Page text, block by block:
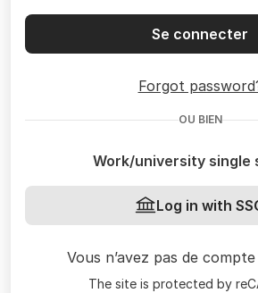
Se connecter
Forgot
OU BIEN
Work/university single
Log in with
Vous n’avez pas de compte
The site is protected by